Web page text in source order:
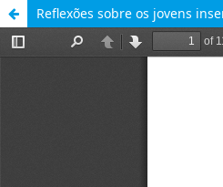
Reflexões sobre os jovens